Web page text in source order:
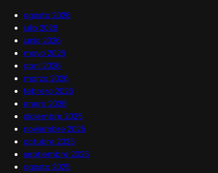
agosto 2026
julio 2026
junio 2026
mayo 2026
abril 2026
marzo 2026
febrero 2026
enero 2026
diciembre 2025
noviembre 2025
octubre 2025
septiembre 2025
agosto 2025